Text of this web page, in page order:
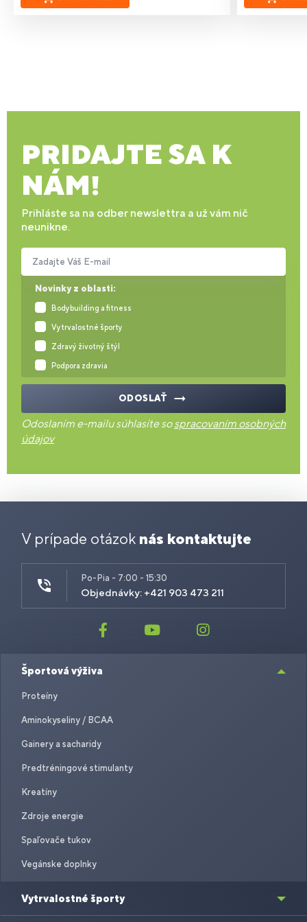
PRIDAJTE SA K
NÁM!
Prihláste sa na odber newslettra a už vám nič
neunikne.
Novinky z oblasti:
Bodybuilding a fitness
Vytrvalostné športy
Zdravý životný štýl
Podpora zdravia
Zadajte Váš E-mail
ODOSLAŤ
Odoslaním e-mailu súhlasíte sospracovaním osobných
údajov
V prípade otázok nás kontaktujte
Po-Pia - 7:00 - 15:30
Objednávky: +421 903 473 211
Športová výživa
Proteíny
Aminokyseliny / BCAA
Gainery a sacharidy
Predtréningové stimulanty
Kreatíny
Zdroje energie
Spaľovače tukov
Vegánske doplnky
Vytrvalostné športy